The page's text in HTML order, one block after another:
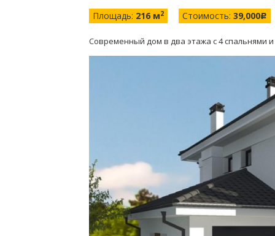
Площадь: 216 м2 Стоимость: 39,000c
Современный дом в два этажа с 4 спальнями